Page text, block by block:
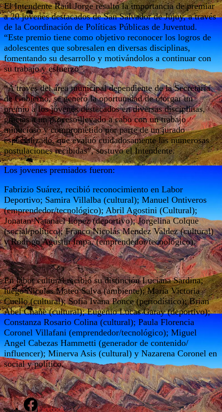
El Intendente Raúl Jorge resaltó la importancia de premiar
a 20 jóvenes destacados de San Salvador de Jujuy, a través
de la Coordinación de Políticas Públicas de Juventud.
“Este premio tiene como objetivo reconocer los logros de
adolescentes que sobresalen en diversas disciplinas,
fomentando su desarrollo y motivándolos a continuar con
su trabajo y esfuerzo”.
“A través del área municipal dependiente de la Secretaría
de Gobierno, se generó la oportunidad de otorgar un
premio a los jóvenes destacados en diversas disciplinas,
gracias a un proceso llevado a cabo con un trabajo
minucioso y comprometido por parte de un jurado
especializado, que evaluó cuidadosamente las numerosas
postulaciones recibidas”, sostuvo el Intendente.
Los jovenes premiados fueron:
Fabrizio Suárez, recibió reconocimiento en Labor
Deportivo; Samira Villalba (cultural); Manuel Ontiveros
(emprendedor/tecnológico); Abril Agostini (Cultural);
Jonatan Natanael López (deportivo); Jorgelina Colque
(social/político); Franco Nicolás Mendez Valdez (cultural)
y Rodrigo Agustín Impa. (emprendedor/tecnológico).
En labor cultural recibió su distinción Luciana Sardina;
luego Nicolás Mateo Salva (ambiente); María Victoria
Cuello (cultural); Sofía Ivana Ponce (periodístico); Brian
Abel Chañe (cultural); Eugenio Lucas Garay (deportivo);
Constanza Rosario Colina (cultural); Paula Florencia
Coronel Villafani (emprendedor/tecnológico); Miguel
Angel Cabezas Hammetti (generador de contenido/
influencer); Minerva Asis (cultural) y Nazarena Coronel en
social y político.
Facebook